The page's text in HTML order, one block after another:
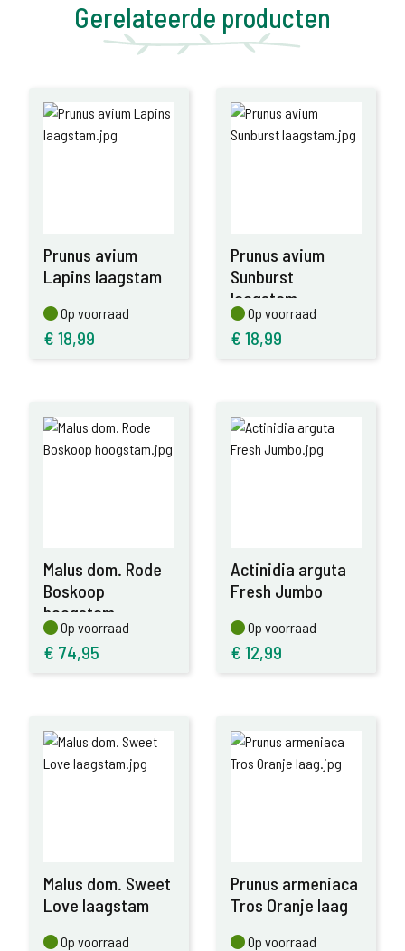
Gerelateerde producten
Prunus avium
Lapins laagstam
Op voorraad
Op voorraad
€ 18,99
Prunus avium
Sunburst
laagstam
Op voorraad
Op voorraad
€ 18,99
Malus dom. Rode
Boskoop
hoogstam
Op voorraad
Op voorraad
€ 74,95
Actinidia arguta
Fresh Jumbo
Op voorraad
Op voorraad
€ 12,99
Malus dom. Sweet
Love laagstam
Op voorraad
Op voorraad
Prunus armeniaca
Tros Oranje laag
Op voorraad
Op voorraad